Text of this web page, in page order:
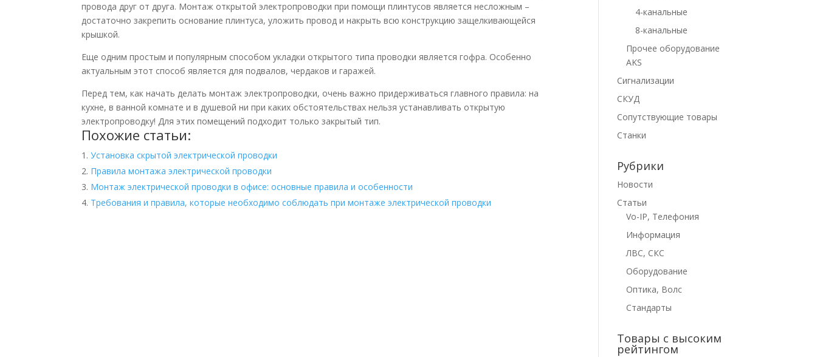
провода друг от друга. Монтаж открытой электропроводки при помощи плинтусов является несложным –
достаточно закрепить основание плинтуса, уложить провод и накрыть всю конструкцию защелкивающейся
крышкой.
Еще одним простым и популярным способом укладки открытого типа проводки является гофра. Особенно
актуальным этот способ является для подвалов, чердаков и гаражей.
Перед тем, как начать делать монтаж электропроводки, очень важно придерживаться главного правила: на
кухне, в ванной комнате и в душевой ни при каких обстоятельствах нельзя устанавливать открытую
электропроводку! Для этих помещений подходит только закрытый тип.
Похожие статьи:
Установка скрытой электрической проводки
Правила монтажа электрической проводки
Монтаж электрической проводки в офисе: основные правила и особенности
Требования и правила, которые необходимо соблюдать при монтаже электрической проводки
4-канальные
8-канальные
Прочее оборудование
AKS
Сигнализации
СКУД
Сопутствующие товары
Станки
Рубрики
Новости
Статьи
Vo-IP, Телефония
Информация
ЛВС, СКС
Оборудование
Оптика, Волс
Стандарты
Товары с высоким
рейтингом